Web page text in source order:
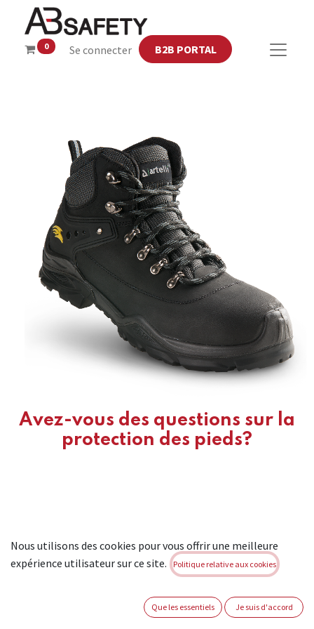
0 Se connecter B2B PORTAL
Avez-vous des questions sur la
protection des pieds?
Nous utilisons des cookies pour vous offrir une meilleure
expérience utilisateur sur ce site.
Politique relative aux cookies
Que les essentiels Je suis d'accord